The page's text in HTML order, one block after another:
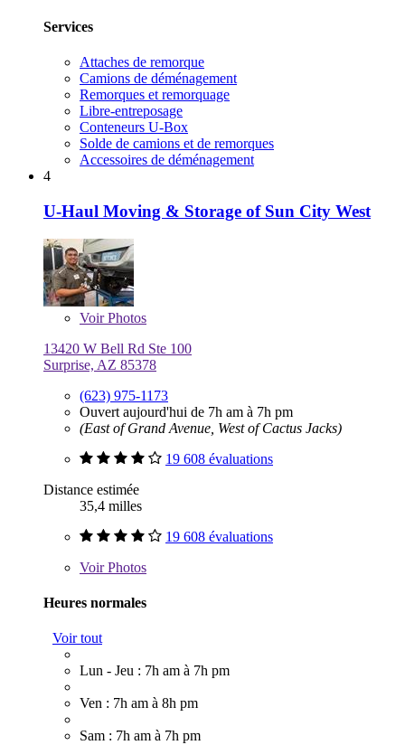
Services
Attaches de remorque
Camions de déménagement
Remorques et remorquage
Libre-entreposage
Conteneurs U-Box
Solde de camions et de remorques
Accessoires de déménagement
4
U-Haul Moving & Storage of Sun City West
VoirPhotos
13420 W Bell Rd Ste 100
Surprise, AZ 85378
(623) 975-1173
Ouvert aujourd'hui de 7h am à 7h pm
(East of Grand Avenue, West of Cactus Jacks)
19 608 évaluations
Distance estimée
35,4 milles
19 608 évaluations
VoirPhotos
Heures normales
Voir tout
Lun - Jeu : 7h am à 7h pm
Ven : 7h am à 8h pm
Sam : 7h am à 7h pm